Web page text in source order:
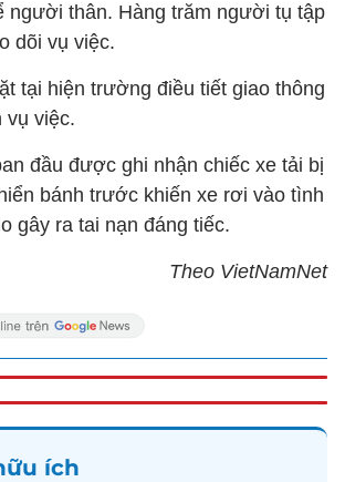
người thân. Hàng trăm người tụ tập
dõi vụ việc.
tại hiện trường điều tiết giao thông
vụ việc.
đầu được ghi nhận chiếc xe tải bị
bánh trước khiến xe rơi vào tình
gây ra tai nạn đáng tiếc.
Theo VietNamNet
ích